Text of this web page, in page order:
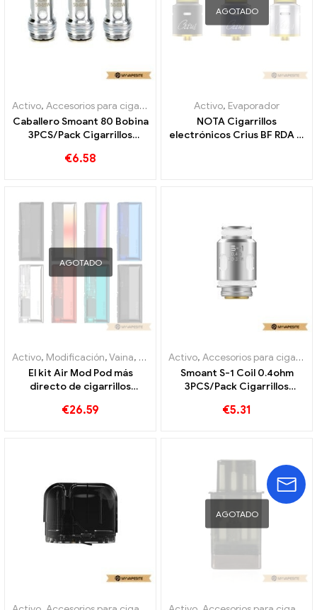
Activo, Accesorios para cigarrillos electrónicos , Evaporador
Caballero Smoant 80 Bobina
3PCS/Pack Cigarrillos
Personalizado
€6.58
AGOTADO
Activo, Evaporador
NOTA Cigarrillos
electrónicos Crius BF RDA al
AGOTADO
Activo, Modificación,Vaina, Evaporador
El kit Air Mod Pod más
directo de cigarrillos
por mayor, personalizado
€26.59
Activo, Accesorios para cigarrillos electrónicos
Smoant S-1 Coil 0.4ohm
3PCS/Pack Cigarrillos
Personalizado
€5.31
AGOTADO